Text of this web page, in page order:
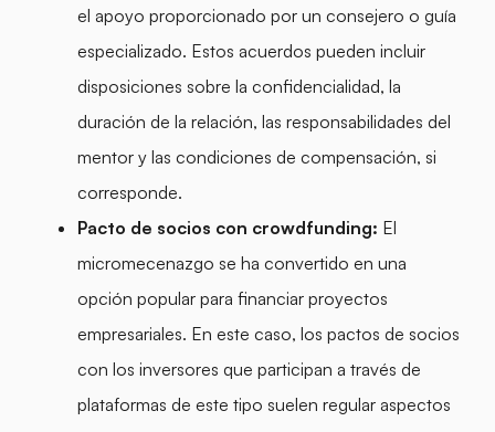
el apoyo proporcionado por un consejero o guía
especializado. Estos acuerdos pueden incluir
disposiciones sobre la confidencialidad, la
duración de la relación, las responsabilidades del
mentor y las condiciones de compensación, si
corresponde.
Pacto de socios con crowdfunding: El
micromecenazgo se ha convertido en una
opción popular para financiar proyectos
empresariales. En este caso, los pactos de socios
con los inversores que participan a través de
plataformas de este tipo suelen regular aspectos